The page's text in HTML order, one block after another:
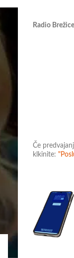
Radio
Če
klkinite: